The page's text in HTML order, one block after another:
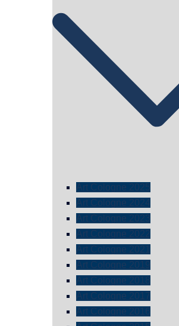
Art Cologne 2025
Art Cologne 2024
Art Cologne 2023
Art Cologne 2022
Art Cologne 2021
Art Cologne 2019
Art Cologne 2018
Art Cologne 2017
Art Cologne 2016